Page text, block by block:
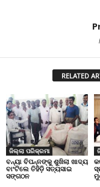
RELATED
ଜିଲ୍ଲା ପରିକ୍ରମା
ବନ୍ୟା ବିପନ୍ନଙ୍କୁ ଶୁଖିଲା ଖାଦ୍ୟ
ବାଂଟିଲେ ତିହିଡି଼ ସତ୍ୟସାଇ
ସଙ୍ଗଠନ